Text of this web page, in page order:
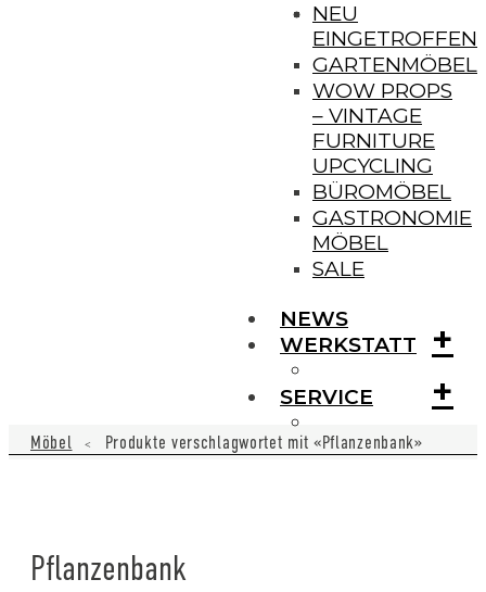
NEU
EINGETROFFEN
GARTENMÖBEL
WOW PROPS
– VINTAGE
FURNITURE
UPCYCLING
BÜROMÖBEL
GASTRONOMIE
MÖBEL
SALE
NEWS
WERKSTATT
+
SERVICE +
Möbel < Produkte verschlagwortet mit «Pflanzenbank»
Pflanzenbank